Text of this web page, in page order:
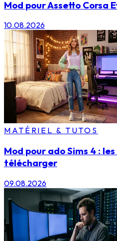
Mod pour Assetto Corsa
10.08.2026
MATÉRIEL & TUTOS
Mod pour ado Sims 4 :
télécharger
09.08.2026